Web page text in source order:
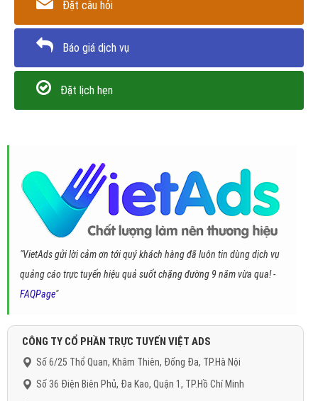
Đặt câu hỏi
Báo giá dịch vụ
Đặt lịch hẹn
"VietAds gửi lời cảm ơn tới quý khách hàng đã luôn tin dùng dịch vụ
quảng cáo trực tuyến hiệu quả suốt chặng đường 9 năm vừa qua! -
FAQPage"
CÔNG TY CỔ PHẦN TRỰC TUYẾN VIỆT ADS
Số 6/25 Thổ Quan, Khâm Thiên, Đống Đa, TP.Hà Nội
Số 36 Điện Biên Phủ, Đa Kao, Quận 1, TP.Hồ Chí Minh